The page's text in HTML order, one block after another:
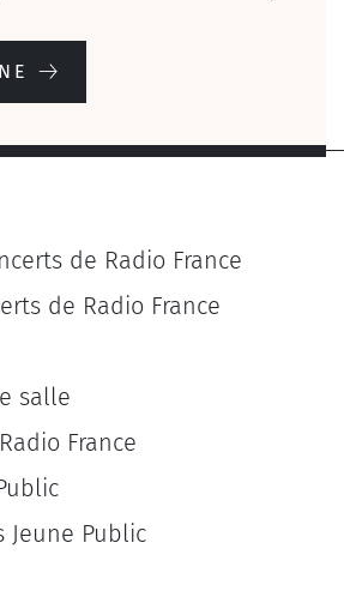
de Radio France
de Radio France
salle
France
Jeune Public